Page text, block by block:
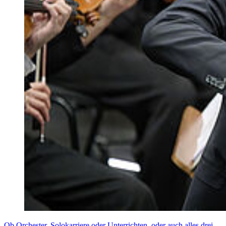
dies entspricht einem Arbeitsaufwand von 900 Stunden, der sich auf
22 Arbeitswochen im Semester verteilt. Arbeitsaufwand pro Woche:
ca. 40 Stunden.
Teilzeitstudium: Es werden pro Semester ca. 15 Leistungspunkte
erworben, dies entspricht einem Arbeitsaufwand von 450 Stunden,
der sich auf 22 Arbeitswochen im Semester verteilt. Arbeitsaufwand
pro Woche: ca. 20 Stunden.
Online-Unterricht findet montags zwischen 8 und 18 Uhr statt.
Kann ich im Anschluss direkt den
Vorbereitungsdienst/Referendariat absolvieren?
Der Abschluss ist ein Master of Arts, der
unmittelbar für das
Referendariat qualifiziert. Es ist nötig, im Anschluss an das Studium
das Quer- bzw. Seiteneinsteigerprogramm des jeweiligen
Bundeslands zu absolvieren. In Mecklenburg-Vorpommern ist dies
berufsbegleitende Vorbereitungsdienst.
In welchen Bundesländern wird der Abschluss anerkannt?
Eine verbindliche Auskunft können wir nur für Mecklenburg-
Vorpommern geben. Hier können Sie nach dem Studium den
berufsbegleitenden Vorbereitungsdienst
aufnehmen. In anderen
Bundesländern müssen Sie im Anschluss ebenfalls ein Quer- oder
Seiteneinsteigerprogramm absolvieren. Wir beraten Sie gerne